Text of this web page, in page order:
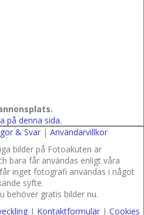
på denna sida.
& Svar| Användarvillkor
bilder på Fotoakuten är
bara får användas enligt våra
inget fotografi användas i något
syfte.
behöver gratis bilder nu.
| Kontaktformulär| Cookies